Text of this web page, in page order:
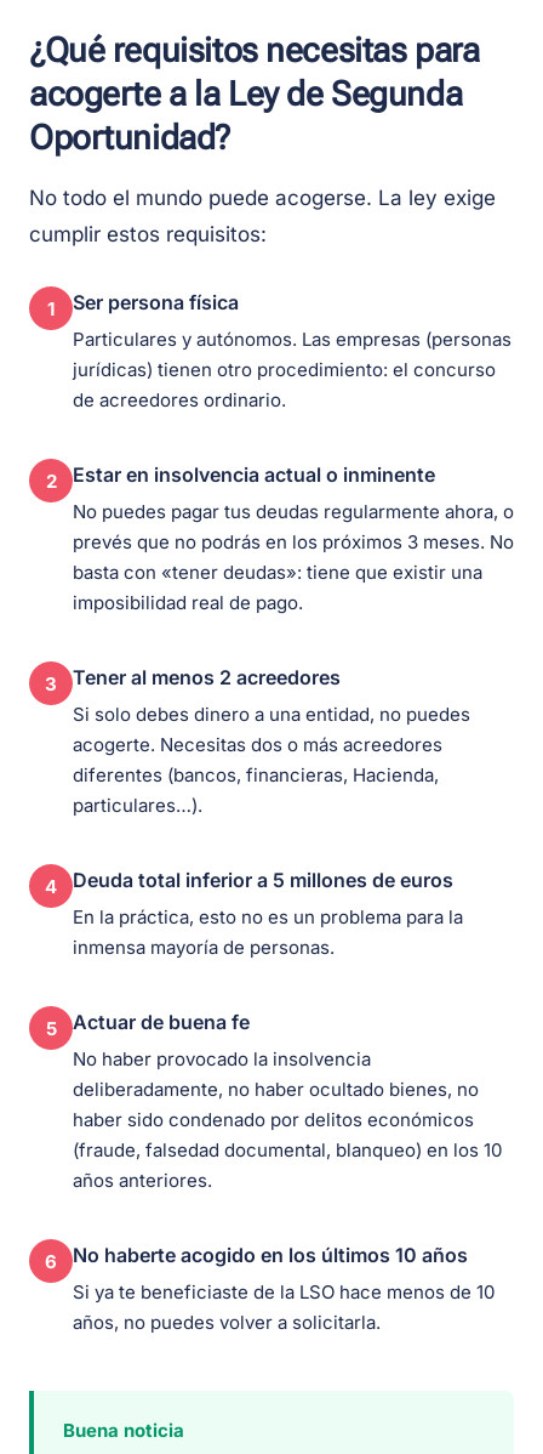
¿Qué requisitos necesitas para
acogerte a la Ley de Segunda
Oportunidad?
No todo el mundo puede acogerse. La ley exige
cumplir estos requisitos:
1 Ser persona física
Particulares y autónomos. Las empresas (personas
jurídicas) tienen otro procedimiento: el concurso
de acreedores ordinario.
2 Estar en insolvencia actual o inminente
No puedes pagar tus deudas regularmente ahora, o
prevés que no podrás en los próximos 3 meses. No
basta con «tener deudas»: tiene que existir una
imposibilidad real de pago.
3 Tener al menos 2 acreedores
Si solo debes dinero a una entidad, no puedes
acogerte. Necesitas dos o más acreedores
diferentes (bancos, financieras, Hacienda,
particulares…).
4 Deuda total inferior a 5 millones de euros
En la práctica, esto no es un problema para la
inmensa mayoría de personas.
5 Actuar de buena fe
No haber provocado la insolvencia
deliberadamente, no haber ocultado bienes, no
haber sido condenado por delitos económicos
(fraude, falsedad documental, blanqueo) en los 10
años anteriores.
6 No haberte acogido en los últimos 10 años
Si ya te beneficiaste de la LSO hace menos de 10
años, no puedes volver a solicitarla.
Buena noticia